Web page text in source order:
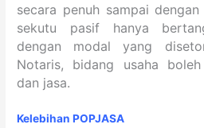
secara penuh sampai
sekutu pasif hanya
dengan modal yang
Notaris, bidang usaha
dan jasa.
Kelebihan POPJASA